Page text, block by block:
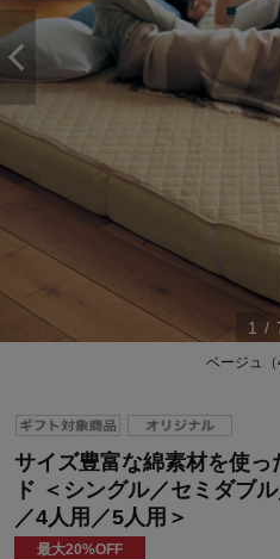
ベージュ（
1 /
サイズ豊富な綿素材を使っ
ド ＜シングル／セミダブ
／4人用／5人用＞
最大20%OFF